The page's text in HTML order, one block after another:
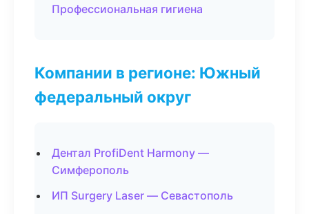
Профессиональная гигиена
Компании в регионе: Южный
федеральный округ
Дентал ProfiDent Harmony —
Симферополь
ИП Surgery Laser — Севастополь